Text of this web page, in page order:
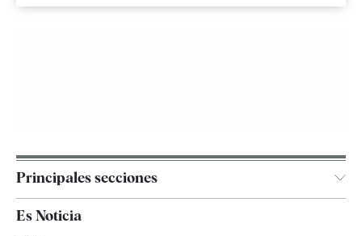
Principales secciones
España
Es Noticia